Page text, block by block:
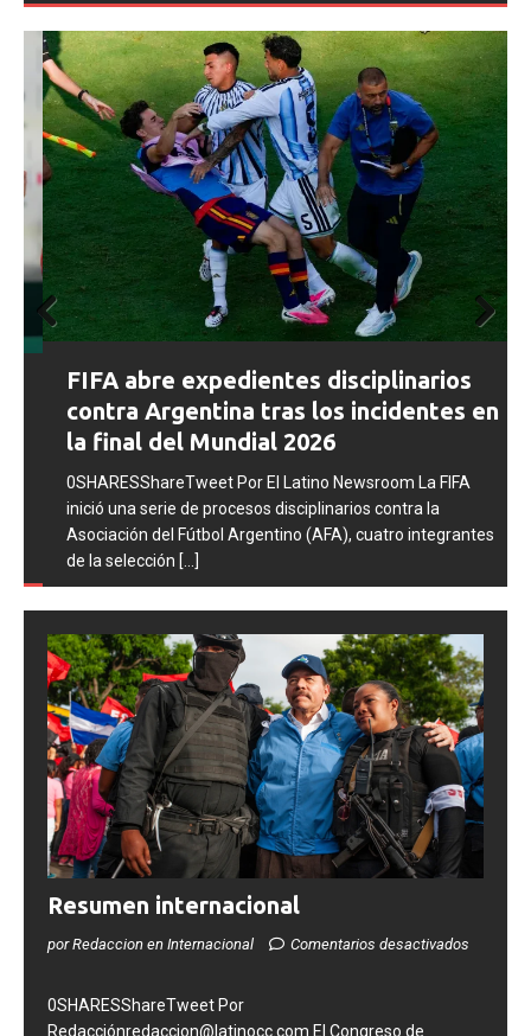
FIFA abre expedientes disciplinarios
contra Argentina tras los incidentes en
la final del Mundial 2026
0SHARESShareTweet Por El Latino Newsroom La FIFA
inició una serie de procesos disciplinarios contra la
Asociación del Fútbol Argentino (AFA), cuatro integrantes
de la selección[...]
Prev
Resumen internacional
0SHARESShareTweet Por